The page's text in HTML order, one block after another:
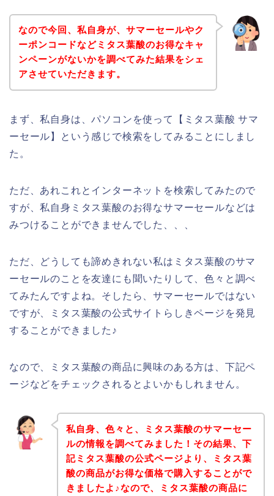
なので今回、私自身が、サマーセールやク
ーポンコードなどミタス葉酸のお得なキャ
ンペーンがないかを調べてみた結果をシェ
アさせていただきます。
まず、私自身は、パソコンを使って【ミタス葉酸 サマ
ーセール】という感じで検索をしてみることにしまし
た。
ただ、あれこれとインターネットを検索してみたので
すが、私自身ミタス葉酸のお得なサマーセールなどは
みつけることができませんでした、、、
ただ、どうしても諦めきれない私はミタス葉酸のサマ
ーセールのことを友達にも聞いたりして、色々と調べ
てみたんですよね。そしたら、サマーセールではない
ですが、ミタス葉酸の公式サイトらしきページを発見
することができました♪
なので、ミタス葉酸の商品に興味のある方は、下記ペ
ージなどをチェックされるとよいかもしれません。
私自身、色々と、ミタス葉酸のサマーセー
ルの情報を調べてみました！その結果、下
記ミタス葉酸の公式ページより、ミタス葉
酸の商品がお得な価格で購入することがで
きましたよ♪なので、ミタス葉酸の商品に